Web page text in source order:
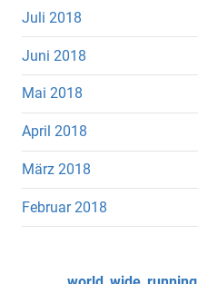
Juli 2018
Juni 2018
Mai 2018
April 2018
März 2018
Februar 2018